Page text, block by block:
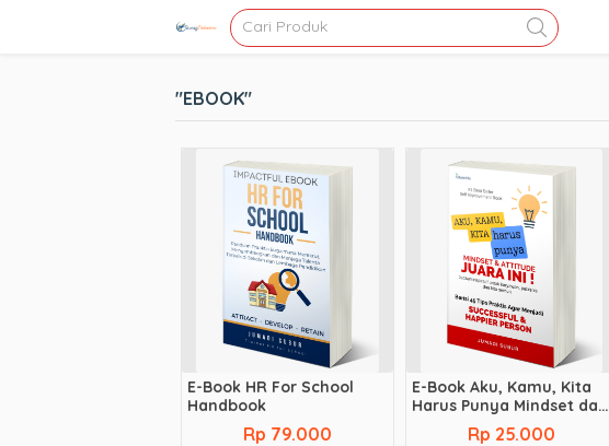
"EBOOK"
E-Book HR For School
Handbook
Rp 79.000
E-Book Aku, Kamu, Kita
Harus Punya Mindset dan
Attitude Juara Ini!
Rp 25.000